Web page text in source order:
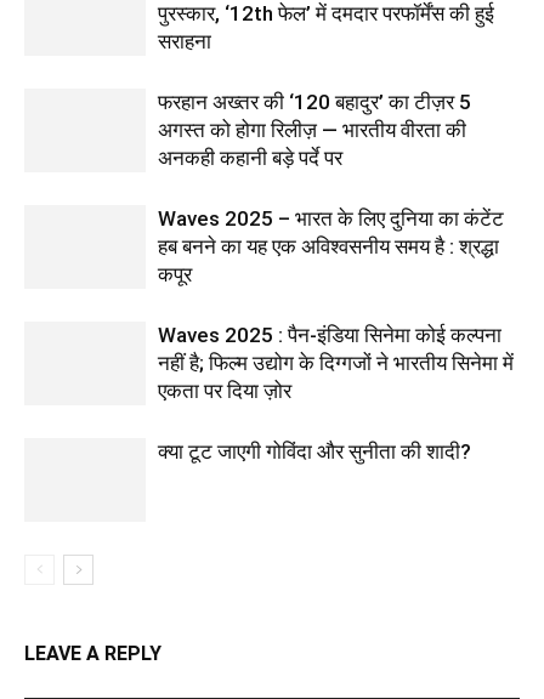
पुरस्कार, ‘12th फेल’ में दमदार परफॉर्मेंस की हुई
सराहना
फरहान अख्तर की ‘120 बहादुर’ का टीज़र 5
अगस्त को होगा रिलीज़ — भारतीय वीरता की
अनकही कहानी बड़े पर्दे पर
Waves 2025 – भारत के लिए दुनिया का कंटेंट
हब बनने का यह एक अविश्वसनीय समय है : श्रद्धा
कपूर
Waves 2025 : पैन-इंडिया सिनेमा कोई कल्पना
नहीं है; फिल्म उद्योग के दिग्गजों ने भारतीय सिनेमा में
एकता पर दिया ज़ोर
क्या टूट जाएगी गोविंदा और सुनीता की शादी?
LEAVE A REPLY